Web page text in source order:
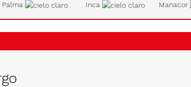
Palma Inca Manacor